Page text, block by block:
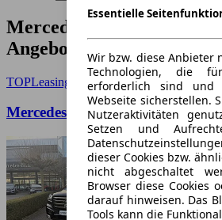
Mercedes-Benz GLS SUV
Angebote
TOPLeasing
Mercedes-Benz GLS 450 d
Essentielle
Wir bzw. diese Anbieter
Technologien, die
erforderlich sind und
Webseite sicherstellen.
Nutzeraktivitäten
Setzen und
dieser Cookies bzw.
nicht abgeschaltet
Browser diese Cookies
darauf hinweisen. Das
Tools kann die